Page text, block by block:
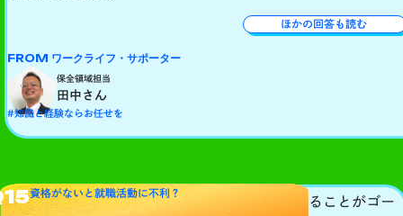
ほかの回答も読む
FROM ワークライフ・サポーター
田中さん
保全領域担当
#知識と経験ならお任せを
資格がないと就職活動に不利？
資格は強力な武器になりますが、資格を取得することがゴー